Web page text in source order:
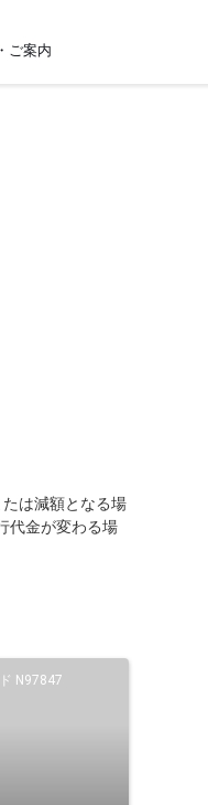
ご案内
は減額となる場
代金が変わる場
N97847